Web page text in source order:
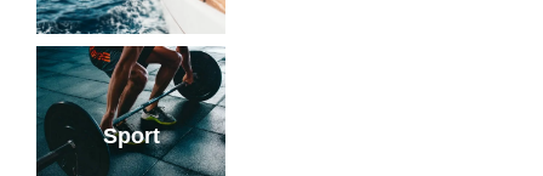
Sport